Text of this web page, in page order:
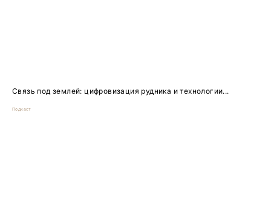
Связь под землей: цифровизация рудника и технологии...
Подкаст